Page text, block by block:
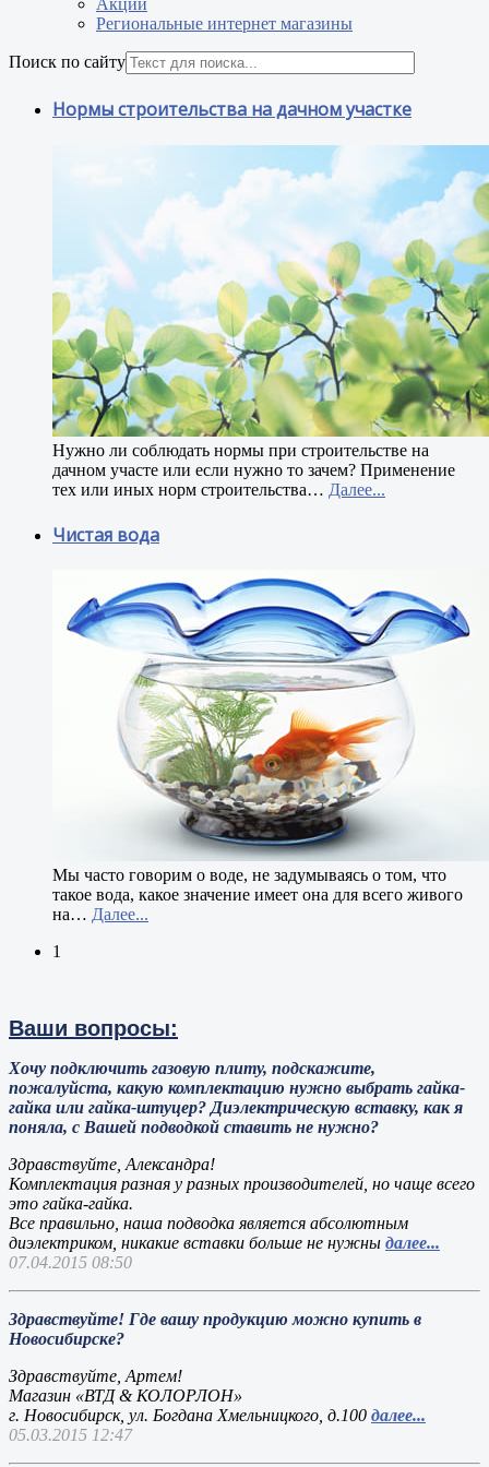
Акции
Региональные интернет магазины
Поиск по сайту
Нормы строительства на дачном участке
Нужно ли соблюдать нормы при строительстве на
дачном участе или если нужно то зачем? Применение
тех или иных норм строительства… Далее...
Чистая вода
Мы часто говорим о воде, не задумываясь о том, что
такое вода, какое значение имеет она для всего живого
на… Далее...
1
Ваши вопросы:
Хочу подключить газовую плиту, подскажите,
пожалуйста, какую комплектацию нужно выбрать гайка-
гайка или гайка-штуцер? Диэлектрическую вставку, как я
поняла, с Вашей подводкой ставить не нужно?
Здравствуйте, Александра!
Комплектация разная у разных производителей, но чаще всего
это гайка-гайка.
Все правильно, наша подводка является абсолютным
диэлектриком, никакие вставки больше не нужны далее...
07.04.2015 08:50
Здравствуйте! Где вашу продукцию можно купить в
Новосибирске?
Здравствуйте, Артем!
Магазин «ВТД & КОЛОРЛОН»
г. Новосибирск, ул. Богдана Хмельницкого, д.100 далее...
05.03.2015 12:47